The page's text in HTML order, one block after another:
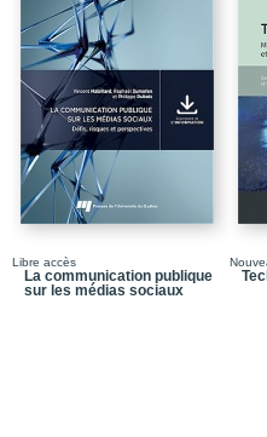
Libre accès
La communication publique
sur les médias sociaux